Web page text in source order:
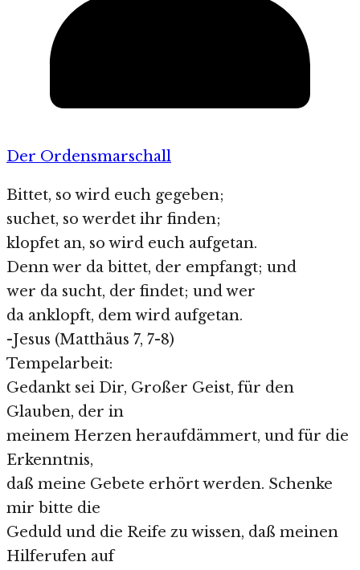
Der Ordensmarschall
Bittet, so wird euch gegeben;
suchet, so werdet ihr finden;
klopfet an, so wird euch aufgetan.
Denn wer da bittet, der empfangt; und
wer da sucht, der findet; und wer
da anklopft, dem wird aufgetan.
-Jesus (Matthäus 7, 7-8)
Tempelarbeit:
Gedankt sei Dir, Großer Geist, für den
Glauben, der in
meinem Herzen heraufdämmert, und für die
Erkenntnis,
daß meine Gebete erhört werden. Schenke
mir bitte die
Geduld und die Reife zu wissen, daß meinen
Hilferufen auf